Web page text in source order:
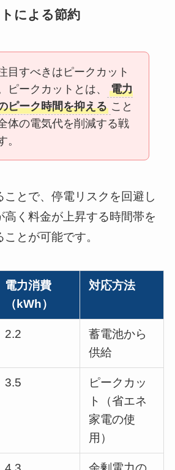
による節約
目すべきはピークカット
ピークカットとは、
電力
ピーク時間を抑える こと
体の電気代を削減する戦
。
とで、停電リスクを回避し
高く料金が上昇する時間帯を
とが可能です。
電力消費
（kWh）
対応方法
2.2
蓄電池から
供給
3.5
ピークカッ
ト（省エネ
家電の使
用）